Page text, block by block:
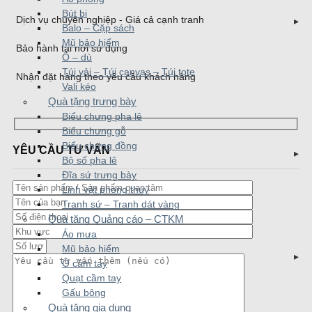
Bút bi
Balo – Cặp sách
Mũ bảo hiểm
Ô – dù
Túi vải – Túi canvas – Túi tote
Vali kéo
Quà tặng trưng bày
Biểu chưng pha lê
Biểu chưng gỗ
Biểu chưng đồng
Bộ số pha lê
Đĩa sứ trưng bày
Linh vật phong thuỷ
Tranh sứ – Tranh dát vàng
Quà tặng Quảng cáo – CTKM
Áo mưa
Mũ bảo hiểm
Ô cầm tay
Quạt cầm tay
Gấu bông
Quà tặng gia dụng
Dịch vụ chuyên nghiệp - Giá cả cạnh tranh
Bảo hành tại nơi sử dụng
Nhận đặt hàng theo yêu cầu khách hàng
YÊU CẦU TƯ VẤN